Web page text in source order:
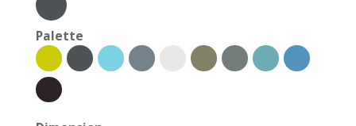
Palette